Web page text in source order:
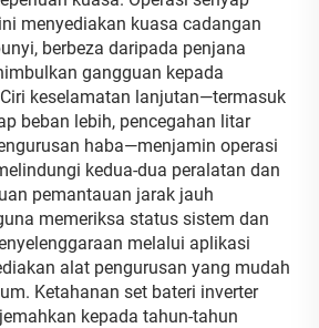
menyediakan kuasa cadangan
berbeza daripada penjana
gangguan kepada
keselamatan lanjutan—termasuk
beban lebih, pencegahan litar
haba—menjamin operasi
kedua-dua peralatan dan
pemantauan jarak jauh
memeriksa status sistem dan
melalui aplikasi
alat pengurusan yang mudah
Ketahanan set bateri inverter
kepada tahun-tahun